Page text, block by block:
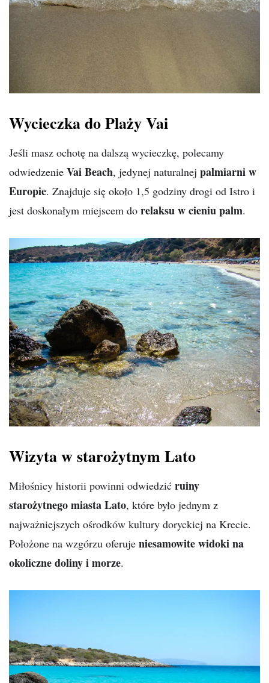
Wycieczka do Plaży Vai
Jeśli masz ochotę na dalszą wycieczkę, polecamy
odwiedzenie Vai Beach, jedynej naturalnej palmiarni w
Europie. Znajduje się około 1,5 godziny drogi od Istro i
jest doskonałym miejscem do relaksu w cieniu palm.
Wizyta w starożytnym Lato
Miłośnicy historii powinni odwiedzić ruiny
starożytnego miasta Lato, które było jednym z
najważniejszych ośrodków kultury doryckiej na Krecie.
Położone na wzgórzu oferuje niesamowite widoki na
okoliczne doliny i morze.